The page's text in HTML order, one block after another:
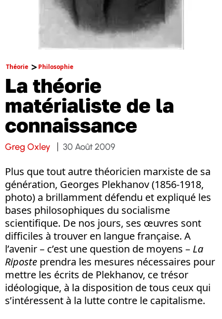
Théorie Philosophie
La théorie
matérialiste de la
connaissance
Greg Oxley 30 Août 2009
Plus que tout autre théoricien marxiste de sa
génération, Georges Plekhanov (1856-1918,
photo) a brillamment défendu et expliqué les
bases philosophiques du socialisme
scientifique. De nos jours, ses œuvres sont
difficiles à trouver en langue française. A
l’avenir – c’est une question de moyens – La
Riposte prendra les mesures nécessaires pour
mettre les écrits de Plekhanov, ce trésor
idéologique, à la disposition de tous ceux qui
s’intéressent à la lutte contre le capitalisme.